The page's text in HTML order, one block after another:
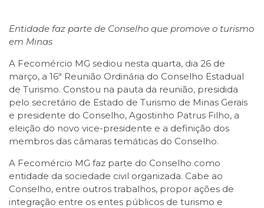
Entidade faz parte de Conselho que promove o turismo
em Minas
A Fecomércio MG sediou nesta quarta, dia 26 de
março, a 16ª Reunião Ordinária do Conselho Estadual
de Turismo. Constou na pauta da reunião, presidida
pelo secretário de Estado de Turismo de Minas Gerais
e presidente do Conselho, Agostinho Patrus Filho, a
eleição do novo vice-presidente e a definição dos
membros das câmaras temáticas do Conselho.
A Fecomércio MG faz parte do Conselho como
entidade da sociedade civil organizada. Cabe ao
Conselho, entre outros trabalhos, propor ações de
integração entre os entes públicos de turismo e